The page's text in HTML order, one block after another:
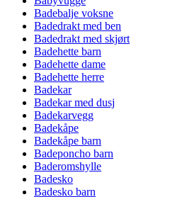
Badebalje voksne
Badedrakt med ben
Badedrakt med skjørt
Badehette barn
Badehette dame
Badehette herre
Badekar
Badekar med dusj
Badekarvegg
Badekåpe
Badekåpe barn
Badeponcho barn
Baderomshylle
Badesko
Badesko barn